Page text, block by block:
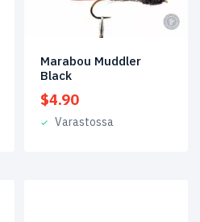
Marabou Muddler
Black
$4.90
Varastossa